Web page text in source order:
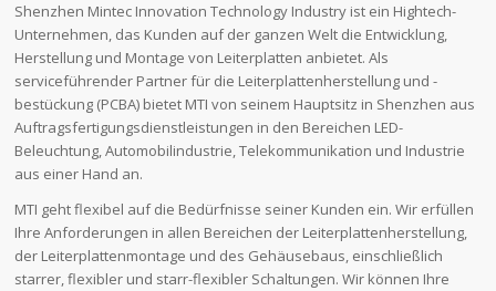
Shenzhen Mintec Innovation Technology Industry ist ein Hightech-
Unternehmen, das Kunden auf der ganzen Welt die Entwicklung,
Herstellung und Montage von Leiterplatten anbietet. Als
serviceführender Partner für die Leiterplattenherstellung und -
bestückung (PCBA) bietet MTI von seinem Hauptsitz in Shenzhen aus
Auftragsfertigungsdienstleistungen in den Bereichen LED-
Beleuchtung, Automobilindustrie, Telekommunikation und Industrie
aus einer Hand an.
MTI geht flexibel auf die Bedürfnisse seiner Kunden ein. Wir erfüllen
Ihre Anforderungen in allen Bereichen der Leiterplattenherstellung,
der Leiterplattenmontage und des Gehäusebaus, einschließlich
starrer, flexibler und starr-flexibler Schaltungen. Wir können Ihre